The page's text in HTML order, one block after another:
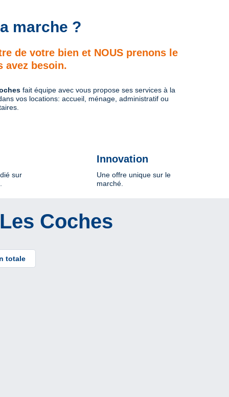
marche ?
de votre bien et NOUS prenons le
avez besoin.
fait équipe avec vous propose ses services à la
vos locations: accueil, ménage, administratif ou
sur
Innovation
Une offre unique sur le
marché.
Coches
totale